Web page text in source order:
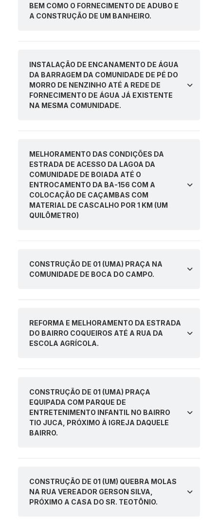
BEM COMO O FORNECIMENTO DE ADUBO E
A CONSTRUÇÃO DE UM BANHEIRO.
INSTALAÇÃO DE ENCANAMENTO DE ÁGUA
DA BARRAGEM DA COMUNIDADE DE PÉ DO
MORRO DE NENZINHO ATÉ A REDE DE
FORNECIMENTO DE ÁGUA JÁ EXISTENTE
NA MESMA COMUNIDADE.
MELHORAMENTO DAS CONDIÇÕES DA
ESTRADA DE ACESSO DA LAGOA DA
COMUNIDADE DE BOIADA ATÉ O
ENTROCAMENTO DA BA-156 COM A
COLOCAÇÃO DE CAÇAMBAS COM
MATERIAL DE CASCALHO POR 1 KM (UM
QUILÔMETRO)
CONSTRUÇÃO DE 01 (UMA) PRAÇA NA
COMUNIDADE DE BOCA DO CAMPO.
REFORMA E MELHORAMENTO DA ESTRADA
DO BAIRRO COQUEIROS ATÉ A RUA DA
ESCOLA AGRÍCOLA.
CONSTRUÇÃO DE 01 (UMA) PRAÇA
EQUIPADA COM PARQUE DE
ENTRETENIMENTO INFANTIL NO BAIRRO
TIO JUCA, PRÓXIMO À IGREJA DAQUELE
BAIRRO.
CONSTRUÇÃO DE 01 (UM) QUEBRA MOLAS
NA RUA VEREADOR GERSON SILVA,
PRÓXIMO A CASA DO SR. TEOTÔNIO.